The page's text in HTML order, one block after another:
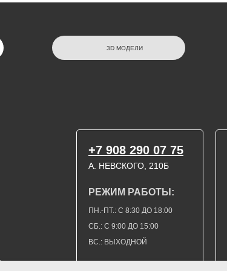
3D МОДЕЛИ
ВС.: ВЫХОДНОЙ
СБ.: С 9:00 ДО 15:00
ПН.-ПТ.: С 8:30 ДО 18:00
А. НЕВСКОГО, 210Б
РЕЖИМ РАБОТЫ:
+7 908 290 07 75